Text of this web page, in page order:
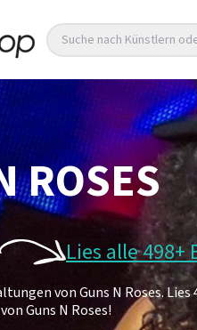
Suche nach Künstlern
ROSES
Lies alle
von Guns N Roses.
Guns N Roses!